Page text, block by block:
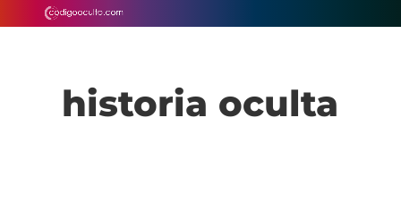
historia oculta